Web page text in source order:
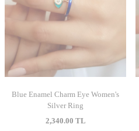
Blue Enamel Charm Eye Women's
Silver Ring
2,340.00 TL